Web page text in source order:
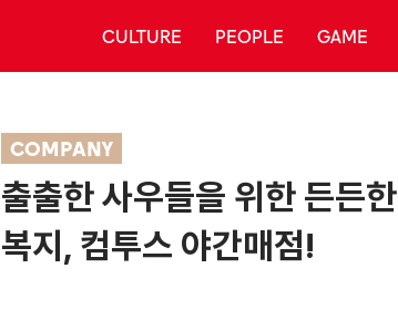
CULTURE PEOPLE GAME
COMPANY
출출한 사우들을 위한 든든한
복지, 컴투스 야간매점!